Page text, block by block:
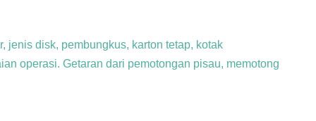
jenis disk, pembungkus, karton tetap, kotak
operasi. Getaran dari pemotongan pisau, memotong